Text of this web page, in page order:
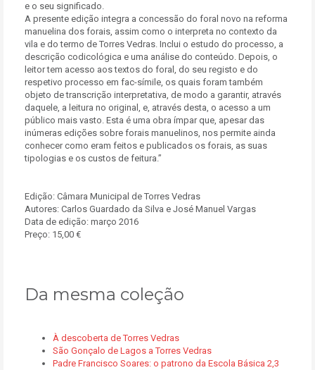
e o seu significado.
A presente edição integra a concessão do foral novo na reforma
manuelina dos forais, assim como o interpreta no contexto da
vila e do termo de Torres Vedras. Inclui o estudo do processo, a
descrição codicológica e uma análise do conteúdo. Depois, o
leitor tem acesso aos textos do foral, do seu registo e do
respetivo processo em fac-símile, os quais foram também
objeto de transcrição interpretativa, de modo a garantir, através
daquele, a leitura no original, e, através desta, o acesso a um
público mais vasto. Esta é uma obra ímpar que, apesar das
inúmeras edições sobre forais manuelinos, nos permite ainda
conhecer como eram feitos e publicados os forais, as suas
tipologias e os custos de feitura.”
Edição: Câmara Municipal de Torres Vedras
Autores: Carlos Guardado da Silva e José Manuel Vargas
Data de edição: março 2016
Preço: 15,00 €
Da mesma coleção
À descoberta de Torres Vedras
São Gonçalo de Lagos a Torres Vedras
Padre Francisco Soares: o patrono da Escola Básica 2,3